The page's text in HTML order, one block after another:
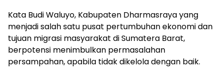
Kata Budi Waluyo, Kabupaten Dharmasraya yang
menjadi salah satu pusat pertumbuhan ekonomi dan
tujuan migrasi masyarakat di Sumatera Barat,
berpotensi menimbulkan permasalahan
persampahan, apabila tidak dikelola dengan baik.